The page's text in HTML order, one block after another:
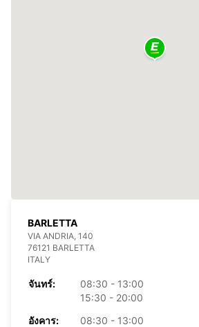
BARLETTA
VIA ANDRIA, 140
76121 BARLETTA
ITALY
จันทร์:
08:30 - 13:00
15:30 - 20:00
อังคาร:
08:30 - 13:00